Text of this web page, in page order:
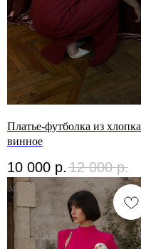
Платье-футболка из хлопка
винное
10 000 р. 12 000 р.